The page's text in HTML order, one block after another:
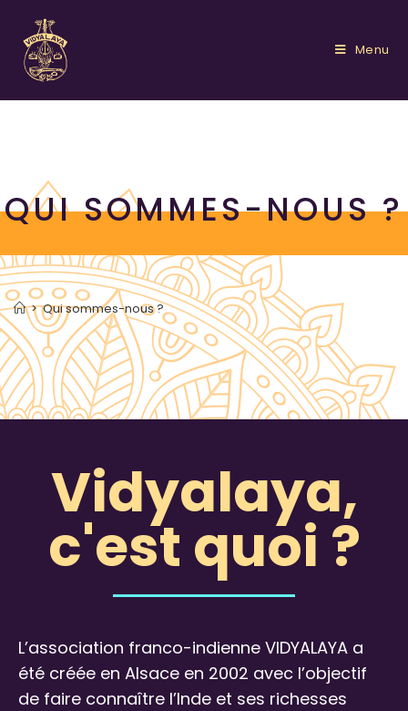
Menu
QUI SOMMES-NOUS ?
> Qui sommes-nous ?
Vidyalaya,
c'est quoi ?
L’association franco-indienne VIDYALAYA a
été créée en Alsace en 2002 avec l’objectif
de faire connaître l’Inde et ses richesses